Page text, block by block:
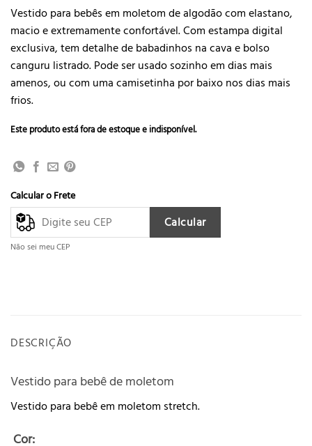
Vestido para bebês em moletom de algodão com elastano,
macio e extremamente confortável. Com estampa digital
exclusiva, tem detalhe de babadinhos na cava e bolso
canguru listrado. Pode ser usado sozinho em dias mais
amenos, ou com uma camisetinha por baixo nos dias mais
frios.
Este produto está fora de estoque e indisponível.
Calcular o Frete
Calcular
Não sei meu CEP
DESCRIÇÃO
Vestido para bebê de moletom
Vestido para bebê em moletom stretch.
Cor: